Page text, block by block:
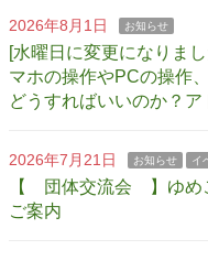
2026年8月1日 お知らせ
[水曜日に変更になりま
マホの操作やPCの操作
どうすればいいのか？
2026年7月21日 お知らせ イ
【 団体交流会 】ゆめ
ご案内